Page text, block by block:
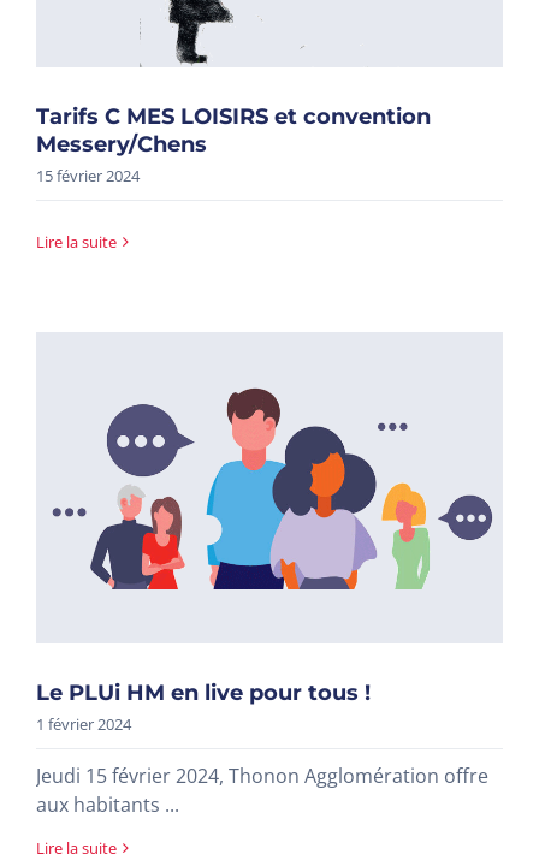
Tarifs C MES LOISIRS et convention
Messery/Chens
15 février 2024
Lire la suite
Le PLUi HM en live pour tous !
1 février 2024
Jeudi 15 février 2024, Thonon Agglomération offre
aux habitants ...
Lire la suite